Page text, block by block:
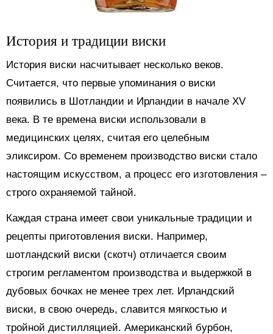
История и традиции виски
История виски насчитывает несколько веков.
Считается, что первые упоминания о виски
появились в Шотландии и Ирландии в начале XV
века. В те времена виски использовали в
медицинских целях, считая его целебным
эликсиром. Со временем производство виски стало
настоящим искусством, а процесс его изготовления –
строго охраняемой тайной.
Каждая страна имеет свои уникальные традиции и
рецепты приготовления виски. Например,
шотландский виски (скотч) отличается своим
строгим регламентом производства и выдержкой в
дубовых бочках не менее трех лет. Ирландский
виски, в свою очередь, славится мягкостью и
тройной дистилляцией. Американский бурбон,